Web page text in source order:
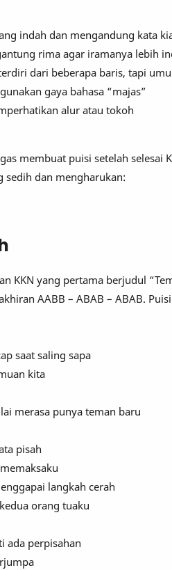
indah dan mengandung kata
rima agar iramanya lebih
dari beberapa baris, tapi
gaya bahasa “majas”
alur atau tokoh
membuat puisi setelah selesai
sedih dan mengharukan:
KKN yang pertama berjudul
AABB – ABAB – ABAB.
saat saling sapa
kita
merasa punya teman baru
pisah
langkah cerah
orang tuaku
ada perpisahan